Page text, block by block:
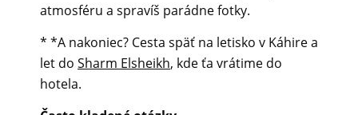
atmosféru a spravíš parádne fotky.
* *A nakoniec? Cesta späť na letisko v Káhire a
let do Sharm Elsheikh, kde ťa vrátime do
hotela.